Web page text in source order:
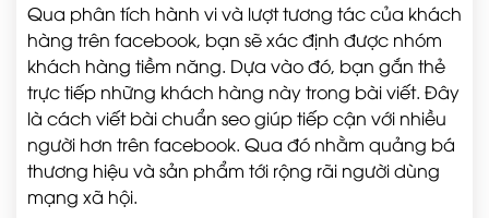
Qua phân tích hành vi và lượt tương tác của khách
hàng trên facebook, bạn sẽ xác định được nhóm
khách hàng tiềm năng. Dựa vào đó, bạn gắn thẻ
trực tiếp những khách hàng này trong bài viết. Đây
là cách viết bài chuẩn seo giúp tiếp cận với nhiều
người hơn trên facebook. Qua đó nhằm quảng bá
thương hiệu và sản phẩm tới rộng rãi người dùng
mạng xã hội.